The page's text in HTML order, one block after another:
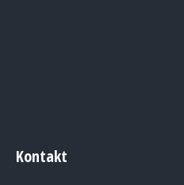
Kontakt